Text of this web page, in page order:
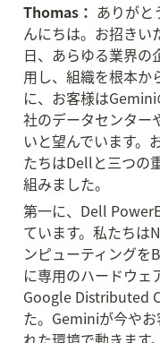
Thomas： ありがと
んにちは。お招きい
日、あらゆる業界の
用し、組織を根本か
に、お客様は
社のデータセンター
いと望んでいます。
たちはDellと三つの
組みました。
第一に、Dell
ています。私たちは
ンピューティング
に専用のハードウ
Google Distributed
た。Geminiが今や